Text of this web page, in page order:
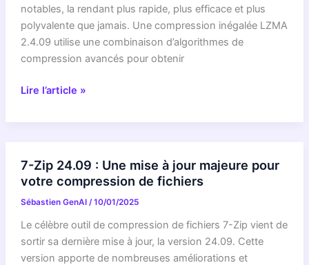
Ce
que
PERSONNE
ne
dit
va
BOOSTER
votre
productivité
!
notables, la rendant plus rapide, plus efficace et plus
polyvalente que jamais. Une compression inégalée LZMA
2.4.09 utilise une combinaison d’algorithmes de
compression avancés pour obtenir
LZMA
compression
de
données
à
son
apogée
Lire l’article »
7-Zip 24.09 : Une mise à jour majeure pour
votre compression de fichiers
Sébastien GenAI /10/01/2025
Le célèbre outil de compression de fichiers 7-Zip vient de
sortir sa dernière mise à jour, la version 24.09. Cette
version apporte de nombreuses améliorations et